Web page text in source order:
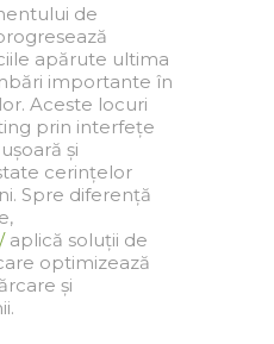
de
apărute ultima
importante în
Aceste locuri
prin interfețe
și
cerințelor
Spre diferență
aplică soluții de
optimizează
și